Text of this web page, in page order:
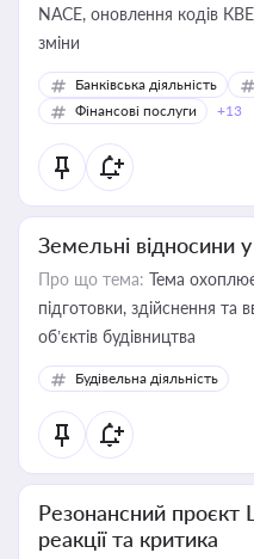
NACE, оновлення кодів
зміни
Банківська діяльність
Фінансові послуги
+13
Земельні відносини у
Про що тема: Тема
підготовки, здійснення та
об’єктів будівництва
Будівельна діяльність
Резонансний проєкт
реакції та критика